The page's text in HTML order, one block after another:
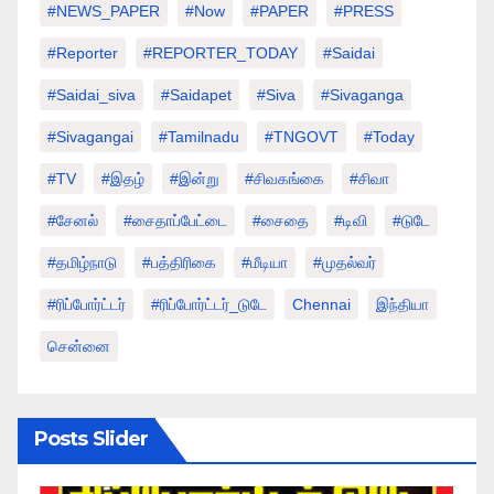
#NEWS_PAPER #Now #PAPER #PRESS
#Reporter #REPORTER_TODAY #saidai
#saidai_siva #saidapet #Siva #Sivaganga
#sivagangai #tamilnadu #TNGOVT #today
#TV #இதழ் #இன்று #சிவகங்கை #சிவா
#சேனல் #சைதாப்பேட்டை #சைதை #டிவி #டுடே
#தமிழ்நாடு #பத்திரிகை #மீடியா #முதல்வர்
#ரிப்போர்ட்டர் #ரிப்போர்ட்டர்_டுடே Chennai இந்தியா
சென்னை
Posts Slider